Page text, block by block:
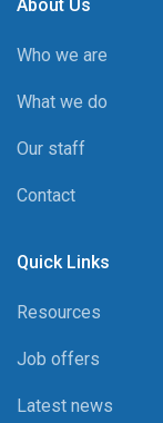
About Us
Who we are
What we do
Our staff
Contact
Quick Links
Resources
Job offers
Latest news